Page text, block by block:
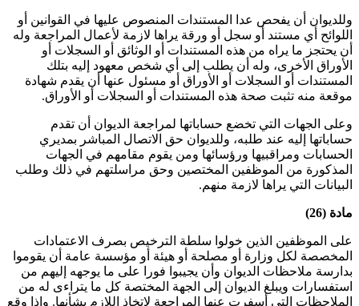
وللديوان أن يفحص عدا المستندات المنصوص عليها في القوانين أو
اللوائح أي مستند أو سجل أو ورقة يراها لازمة لأعمال المراجعة وله
أن يحتجز ما يراه من هذه المستندات أو الوثائق أو السجلات أو
الأوراق الأخرى، وله أن يطلب إلى أي شخص معهود إليه بتلك
المستندات أو السجلات أو الأوراق أو مسئول عنها أن يقدم شهادة
موقعة منه تثبت صحة هذه المستندات أو السجلات أو الأوراق.
وعلى الجهات التي تخضع حساباتها لمراجعة الديوان أن تقدم
حساباتها إليه عند طلبه، وللديوان حق الاتصال المباشر بمديري
الحسابات ومراقبيها ورؤسائها ومن يقوم مقامهم في الجهات
المذكورة من الموظفين المختصين وحق مراسلتهم في ذلك وطلب
البيانات التي يراها لازمة منهم.
مادة (26)
على الموظفين الذين خولوا سلطة الترخيص بصرف الاعتمادات
المخصصة لكل وزارة أو مصلحة أو هيئة أو مؤسسة عامة أن يقوموا
بدارسة ملاحظات الديوان وأن يجيبوا فورا على ما يوجهه إليهم من
استفسارات ويبلغ الديوان إلى الجهة المختصة كل ما يتراءى له من
الملاحظات التي أسفرت عنها المراجعة لاتخاذ اللازم بشأنها. وإذا وقع